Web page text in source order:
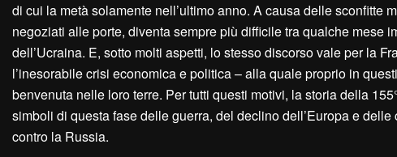
di cui la metà solamente nell’ultimo anno. A causa delle sconfitte
negoziati alle porte, diventa sempre più difficile tra qualche mese
dell’Ucraina. E, sotto molti aspetti, lo stesso discorso vale per la
l’inesorabile crisi economica e politica – alla quale proprio in
benvenuta nelle loro terre. Per tutti questi motivi, la storia della
simboli di questa fase delle guerra, del declino dell’Europa e
contro la Russia.